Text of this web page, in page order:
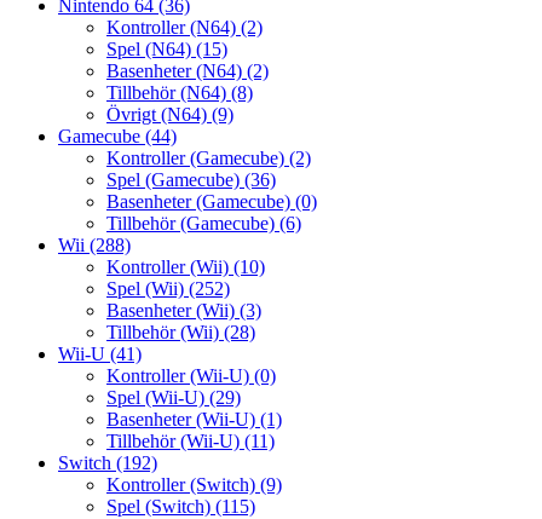
Nintendo 64 (36)
Kontroller (N64) (2)
Spel (N64) (15)
Basenheter (N64) (2)
Tillbehör (N64) (8)
Övrigt (N64) (9)
Gamecube (44)
Kontroller (Gamecube) (2)
Spel (Gamecube) (36)
Basenheter (Gamecube) (0)
Tillbehör (Gamecube) (6)
Wii (288)
Kontroller (Wii) (10)
Spel (Wii) (252)
Basenheter (Wii) (3)
Tillbehör (Wii) (28)
Wii-U (41)
Kontroller (Wii-U) (0)
Spel (Wii-U) (29)
Basenheter (Wii-U) (1)
Tillbehör (Wii-U) (11)
Switch (192)
Kontroller (Switch) (9)
Spel (Switch) (115)